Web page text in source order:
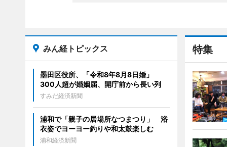
特集
みん経トピックス
墨田区役所、「令和8年8月8日婚」
300人超が婚姻届、開庁前から長い列
すみだ経済新聞
浦和で「親子の居場所なつまつり」 浴
衣姿でヨーヨー釣りや和太鼓楽しむ
浦和経済新聞